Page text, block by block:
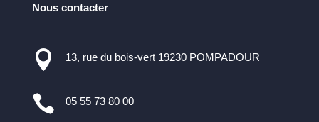
Nous contacter
 13, rue du bois-vert 19230 POMPADOUR
 05 55 73 80 00